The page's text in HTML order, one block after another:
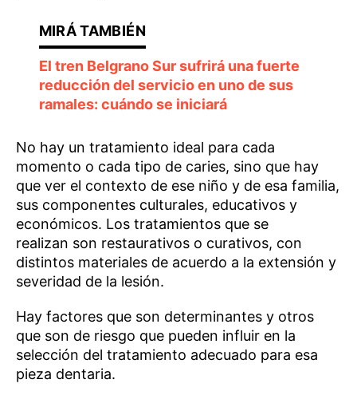
El tren Belgrano Sur sufrirá una fuerte
reducción del servicio en uno de sus
ramales: cuándo se iniciará
No hay un tratamiento ideal para cada
momento o cada tipo de caries, sino que hay
que ver el contexto de ese niño y de esa familia,
sus componentes culturales, educativos y
económicos. Los tratamientos que se
realizan son restaurativos o curativos, con
distintos materiales de acuerdo a la extensión y
severidad de la lesión.
Hay factores que son determinantes y otros
que son de riesgo que pueden influir en la
selección del tratamiento adecuado para esa
pieza dentaria.